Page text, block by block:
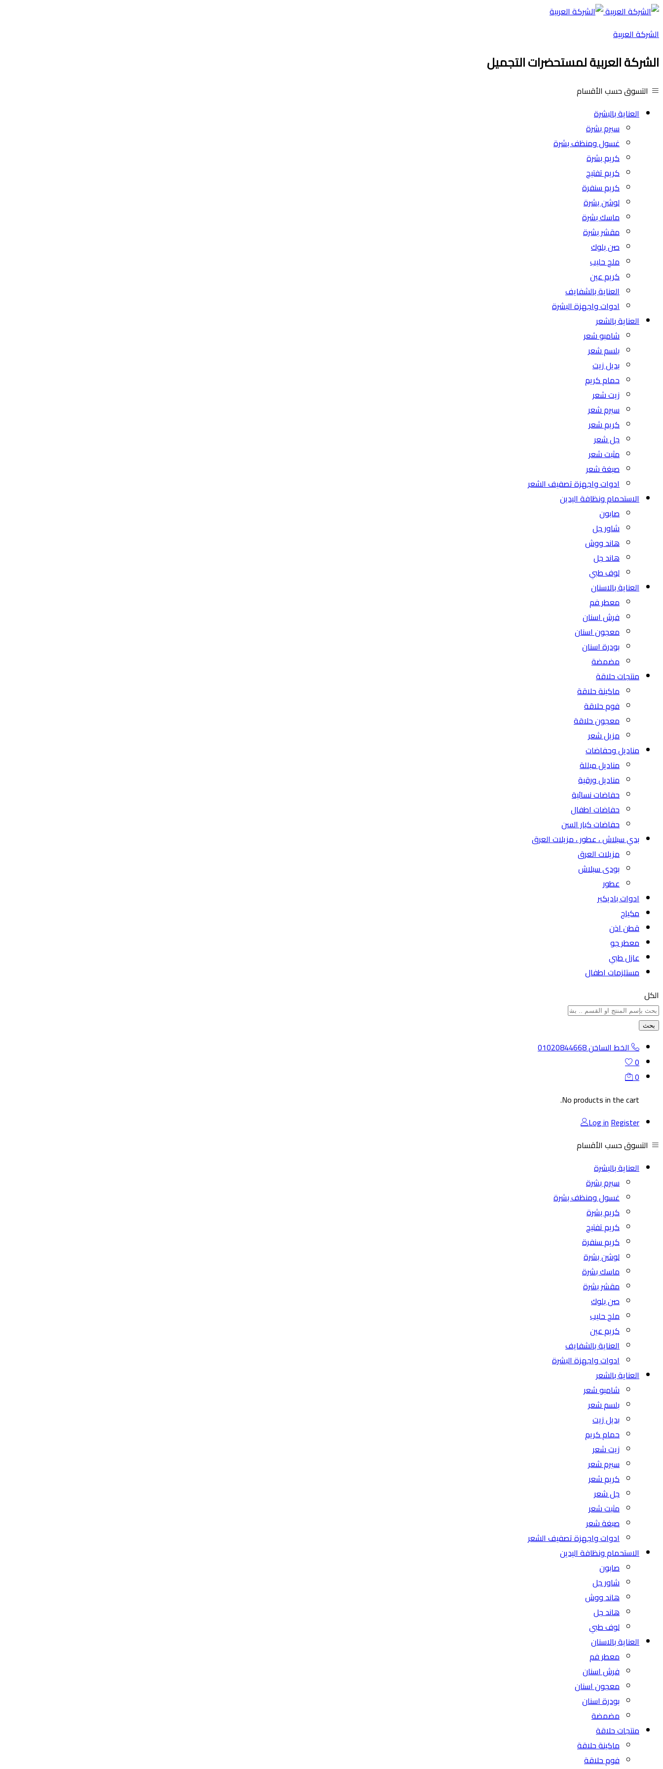
الشركة العربية
الشركة العربية لمستحضرات التجميل
التسوق حسب الأقسام
العناية بالبشرة
سيرم بشرة
غسول ومنظف بشرة
كريم بشرة
كريم تفتيح
كريم سنفرة
لوشن بشرة
ماسك بشرة
مقشر بشرة
صن بلوك
ملح حليب
كريم عين
العناية بالشفايف
ادوات واجهزة البشرة
العناية بالشعر
شامبو شعر
بلسم شعر
بديل زيت
حمام كريم
زيت شعر
سيرم شعر
كريم شعر
جل شعر
مثبت شعر
صبغة شعر
ادوات واجهزة تصفيف الشعر
الاستحمام ونظافة اليدين
صابون
شاور جل
هاند ووش
هاند جل
لوف طبي
العناية بالاسنان
معطر فم
فرش اسنان
معجون اسنان
بودرة اسنان
مضمضة
منتجات حلاقة
ماكينة حلاقة
فوم حلاقة
معجون حلاقة
مزيل شعر
مناديل وحفاضات
مناديل مبللة
مناديل ورقية
حفاضات نسائية
حفاضات اطفال
حفاضات كبار السن
بدي سبلاش ، عطور ، مزيلات العرق
مزيلات العرق
بودى سبلاش
عطور
ادوات باديكير
مكياج
قطن اذن
معطر جو
عازل طبي
مستلزمات اطفال
الكل
بحث
الخط الساخن01020844668
0
0
No products in the cart.
Log inRegister
التسوق حسب الأقسام
العناية بالبشرة
سيرم بشرة
غسول ومنظف بشرة
كريم بشرة
كريم تفتيح
كريم سنفرة
لوشن بشرة
ماسك بشرة
مقشر بشرة
صن بلوك
ملح حليب
كريم عين
العناية بالشفايف
ادوات واجهزة البشرة
العناية بالشعر
شامبو شعر
بلسم شعر
بديل زيت
حمام كريم
زيت شعر
سيرم شعر
كريم شعر
جل شعر
مثبت شعر
صبغة شعر
ادوات واجهزة تصفيف الشعر
الاستحمام ونظافة اليدين
صابون
شاور جل
هاند ووش
هاند جل
لوف طبي
العناية بالاسنان
معطر فم
فرش اسنان
معجون اسنان
بودرة اسنان
مضمضة
منتجات حلاقة
ماكينة حلاقة
فوم حلاقة